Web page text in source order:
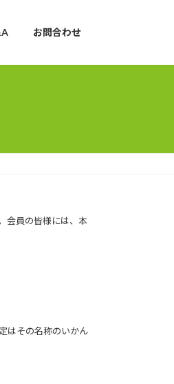
お問合わせ
会員の皆様には、本
はその名称のいかん